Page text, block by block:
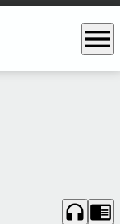
menu
headphones chrome_reader_mode